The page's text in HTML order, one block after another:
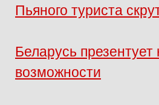
Пьяного туриста
Беларусь
возможности